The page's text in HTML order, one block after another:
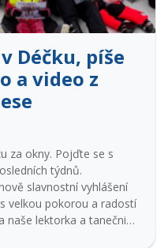
Déčku, píše
a video z
za okny. Pojďte se s
týdnů.
slavnostní vyhlášení
velkou pokorou a radostí
naše lektorka a tanečnice